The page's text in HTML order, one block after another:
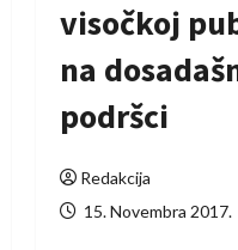
visočkoj
na
podršci
Redakcija
15. Novembra 2017.